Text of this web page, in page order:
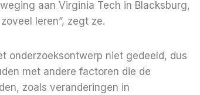
aan Virginia Tech in Blacksburg,
leren”, zegt ze.
onderzoeksontwerp niet gedeeld, dus
met andere factoren die de
zoals veranderingen in